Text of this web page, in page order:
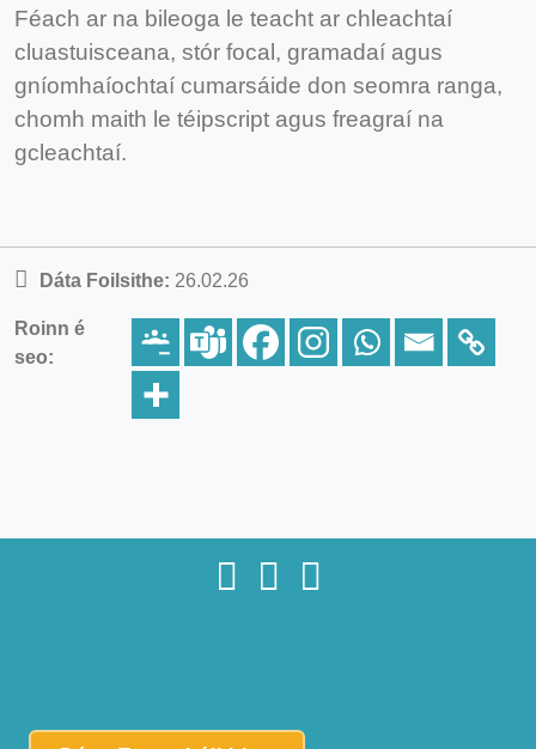
Féach ar na bileoga le teacht ar chleachtaí
cluastuisceana, stór focal, gramadaí agus
gníomhaíochtaí cumarsáide don seomra ranga,
chomh maith le téipscript agus freagraí na
gcleachtaí.
Dáta Foilsithe: 26.02.26
Roinn é
seo: